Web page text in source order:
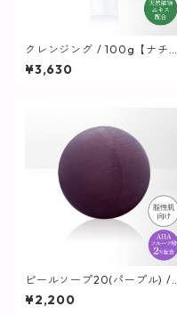
クレンジング / 100g【ナチュ
リスティーアクレス】
¥3,630
ピールソープ20(パープル) / 9
0g【ナチュリスティーアクレ
ス】
¥2,200